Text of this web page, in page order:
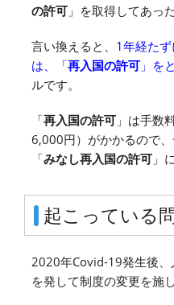
の許可 」を取得してあっ
言い換えると、 1年経た
は、「再入国の許可 」を
ルです。
「再入国の許可 」は手数
6,000円）がかかるので
「みなし再入国の許可 」
起こっている
2020年Covid-19発生後
を発して制度の変更を施